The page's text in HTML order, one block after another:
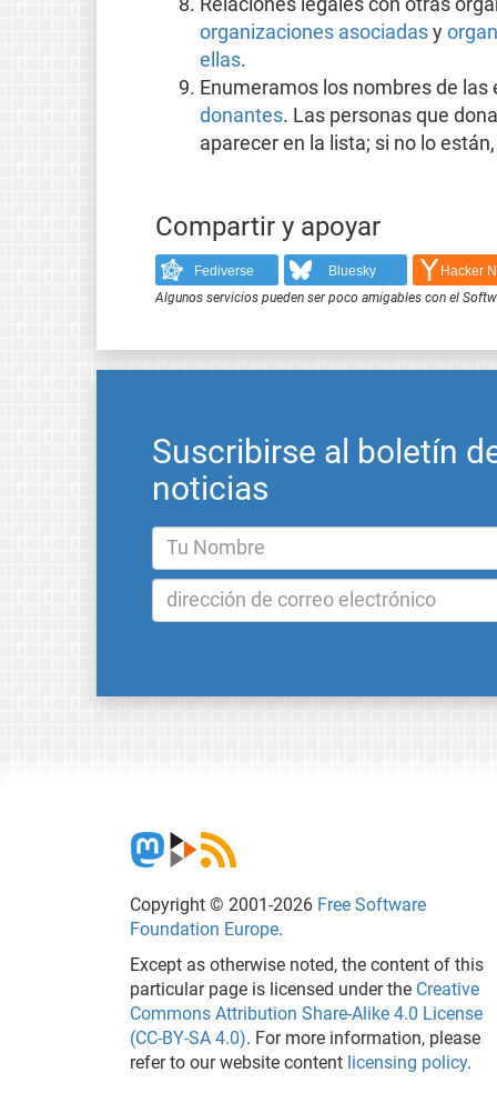
organizaciones asociadasy
ellas.
Enumeramos los nombres de
donantes. Las personas que
aparecer en la lista; si no lo
Compartir y apoyar
Fediverse Bluesky
Hacker
Algunos servicios pueden ser poco amigables con el
Suscribirse al boletín
noticias
Copyright © 2001-2026 Free Software
Foundation Europe.
Except as otherwise noted, the content of this
particular page is licensed under the Creative
Commons Attribution Share-Alike 4.0 License
(CC-BY-SA 4.0). For more information, please
refer to our website content licensing policy.